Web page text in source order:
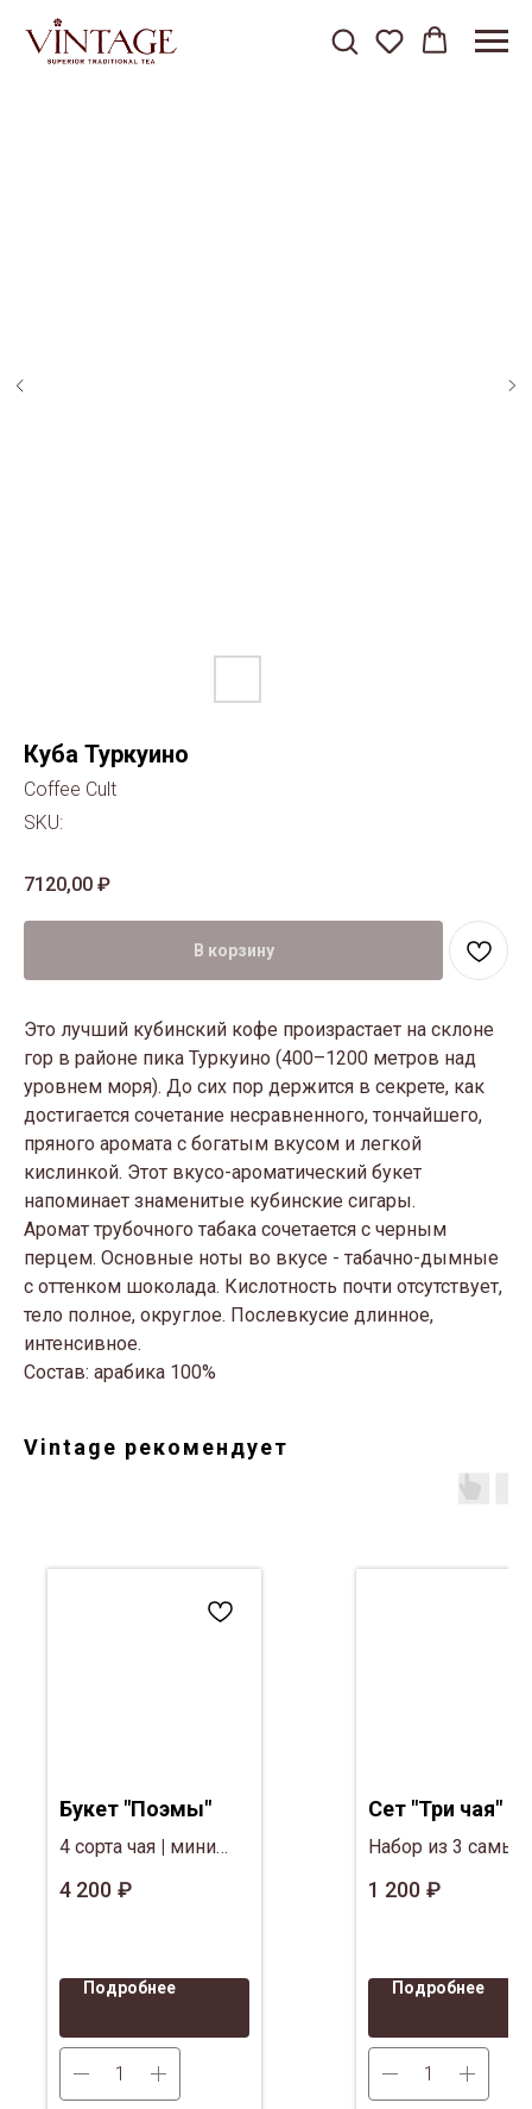
Куба Туркуино
Coffee Cult
SKU:
7120,00 ₽
В корзину
Это лучший кубинский кофе произрастает на склоне
гор в районе пика Туркуино (400–1200 метров над
уровнем моря). До сих пор держится в секрете, как
достигается сочетание несравненного, тончайшего,
пряного аромата с богатым вкусом и легкой
кислинкой. Этот вкусо-ароматический букет
напоминает знаменитые кубинские сигары.
Аромат трубочного табака сочетается с черным
перцем. Основные ноты во вкусе - табачно-дымные
с оттенком шоколада. Кислотность почти отсутствует,
тело полное, округлое. Послевкусие длинное,
интенсивное.
Состав: арабика 100%
Vintage рекомендует
Букет "Поэмы"
4 сорта чая
мини
Клубника в
пластиковых
4 200 ₽
Подробнее
Сет "Три чая"
Набор из 3 самых
чая с фруктами
1 200 ₽
Подробнее